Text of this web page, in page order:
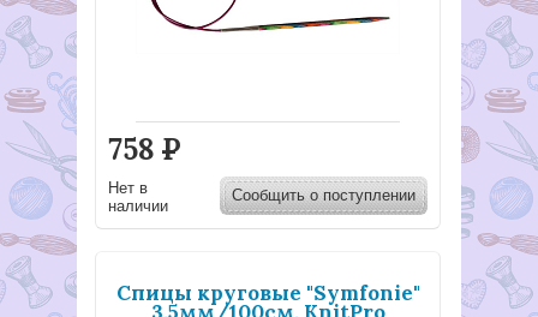
758 Р
Нет в
наличии
Сообщить о поступлении
Спицы круговые "Symfonie"